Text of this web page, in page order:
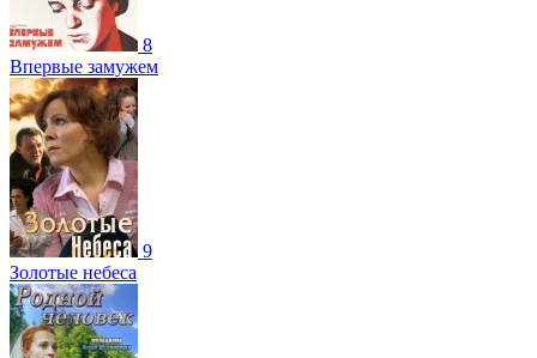
8
Впервые замужем
9
Золотые небеса